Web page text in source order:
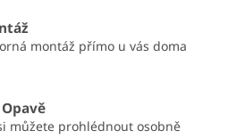
montáž přímo u vás doma
můžete prohlédnout osobně